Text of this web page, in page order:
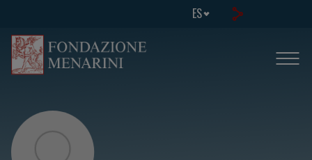
ES